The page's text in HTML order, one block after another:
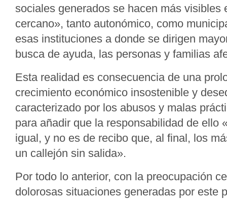
sociales generados se hacen más visibles
cercano», tanto autonómico, como
esas instituciones a donde se dirigen
busca de ayuda, las personas y familias
Esta realidad es consecuencia de una
crecimiento económico insostenible y
caracterizado por los abusos y malas
para añadir que la responsabilidad de ello
igual, y no es de recibo que, al final, los
un callejón sin salida».
Por todo lo anterior, con la preocupación
dolorosas situaciones generadas por este